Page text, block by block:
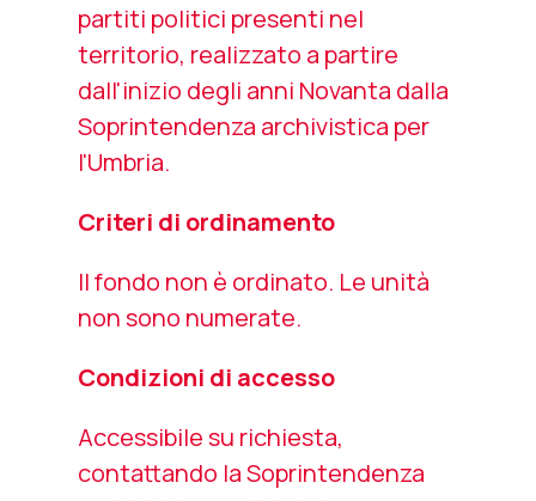
partiti politici presenti nel
territorio, realizzato a partire
dall'inizio degli anni Novanta dalla
Soprintendenza archivistica per
l'Umbria.
Criteri di ordinamento
Il fondo non è ordinato. Le unità
non sono numerate.
Condizioni di accesso
Accessibile su richiesta,
contattando la Soprintendenza